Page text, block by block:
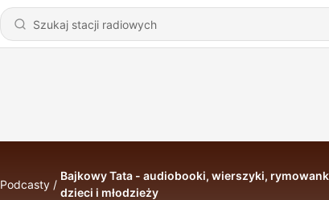
Podcasty
Bajkowy Tata - audiobooki, wierszyki,
dzieci i młodzieży